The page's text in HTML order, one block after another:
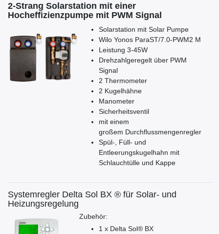
2-Strang Solarstation mit einer
Hocheffizienzpumpe mit PWM Signal
Solarstation mit Solar Pumpe
Wilo Yonos ParaST/7.0-PWM2 M
Leistung 3-45W
Drehzahlgeregelt über PWM
Signal
2 Thermometer
2 Kugelhähne
Manometer
Sicherheitsventil
mit einem
großem Durchflussmengenregler
Spül-, Füll- und
Entleerungskugelhahn mit
Schlauchtülle und Kappe
Systemregler Delta Sol BX ® für Solar- und
Heizungsregelung
Zubehör:
1 x Delta Sol® BX